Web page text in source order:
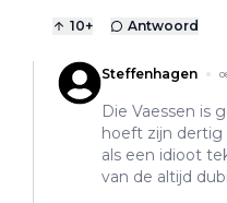
10+ Antwoord
Steffenhagen
Die Vaessen is
hoeft zijn dertig
als een idioot
van de altijd